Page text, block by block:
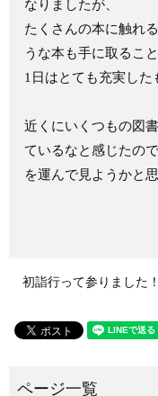
なりましたが、
たくさんの本に触れ
うな本も手に取るこ
1日はとても充実した
近くにいくつもの図
ているなと感じたの
を運んで見ようかと思
初詣行って参りました！